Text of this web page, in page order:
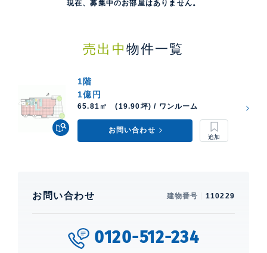
現在、募集中のお部屋はありません。
売出中 物件一覧
1階
1億円
65.81㎡ (19.90坪) / ワンルーム
お問い合わせ
お問い合わせ 建物番号 110229
0120-512-234